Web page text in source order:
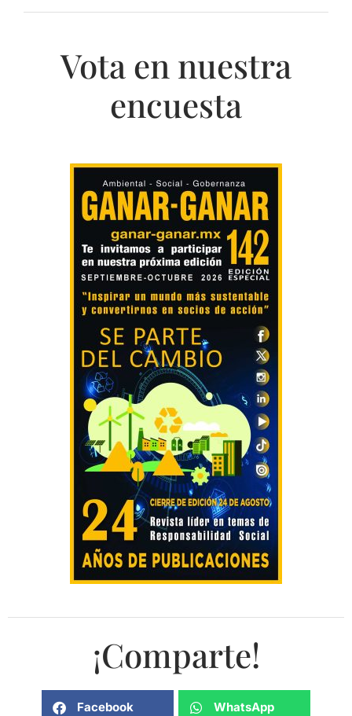
Vota en nuestra
encuesta
¡Comparte!
Facebook WhatsApp